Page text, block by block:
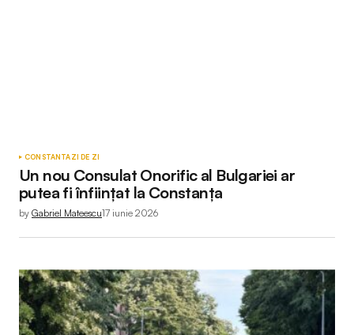
CONSTANTAZI DE ZI
Un nou Consulat Onorific al Bulgariei ar
putea fi înființat la Constanța
by Gabriel Mateescu17 iunie 2026